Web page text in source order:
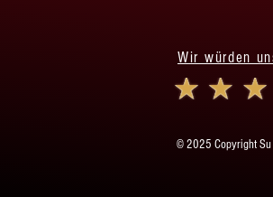
Wir würden
© 2025 Copyright Su